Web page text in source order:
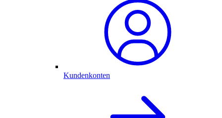
Kundenkonten